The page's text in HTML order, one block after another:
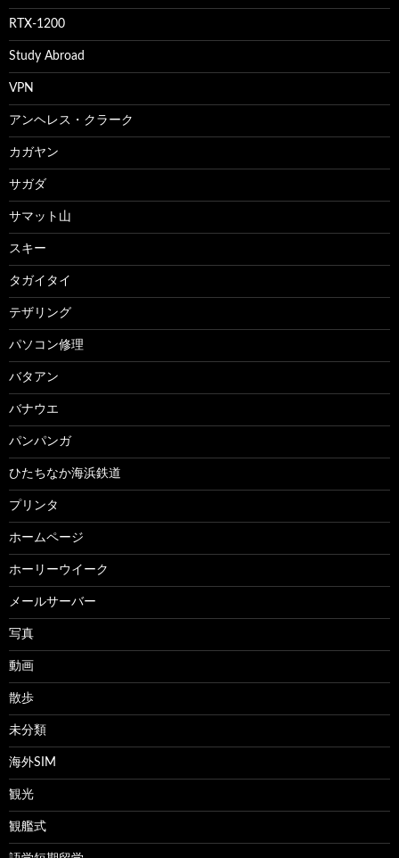
RTX-1200
Study Abroad
VPN
アンヘレス・クラーク
カガヤン
サガダ
サマット山
スキー
タガイタイ
テザリング
パソコン修理
バタアン
バナウエ
パンパンガ
ひたちなか海浜鉄道
プリンタ
ホームページ
ホーリーウイーク
メールサーバー
写真
動画
散歩
未分類
海外SIM
観光
観艦式